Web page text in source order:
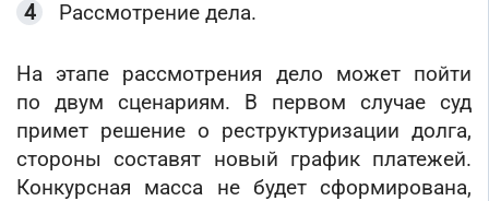
Рассмотрение дела.
На этапе рассмотрения дело может пойти
по двум сценариям. В первом случае суд
примет решение о реструктуризации долга,
стороны составят новый график платежей.
Конкурсная масса не будет сформирована,